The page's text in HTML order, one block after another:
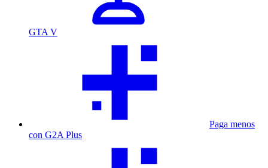
GTA V
Paga menos
con G2A Plus